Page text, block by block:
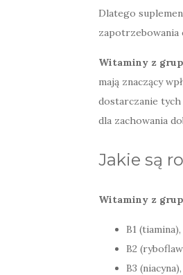
Dlatego
zapotrzebowania
Witaminy z
mają znaczący
dostarczanie
dla zachowania
Jakie są
Witaminy z
B1 (tiamina),
B2
B3 (niacyna),